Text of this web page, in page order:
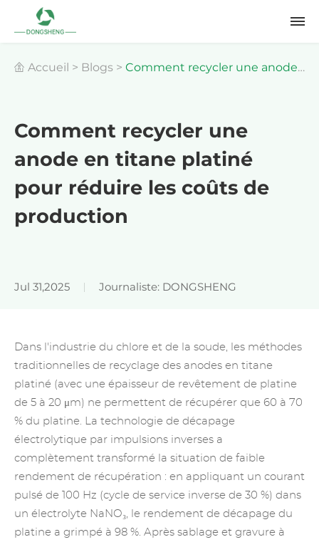
Accueil > Blogs > Comment recycler une anode
production
Comment recycler une
anode en titane platiné
pour réduire les coûts de
production
Jul 31,2025 Journaliste: DONGSHENG
Dans l'industrie du chlore et de la soude, les méthodes
traditionnelles de recyclage des anodes en titane
platiné (avec une épaisseur de revêtement de platine
de 5 à 20 μm) ne permettent de récupérer que 60 à 70
% du platine. La technologie de décapage
électrolytique par impulsions inverses a
complètement transformé la situation de faible
rendement de récupération : en appliquant un courant
pulsé de 100 Hz (cycle de service inverse de 30 %) dans
un électrolyte NaNO₃, le rendement de décapage du
platine a grimpé à 98 %. Après sablage et gravure à